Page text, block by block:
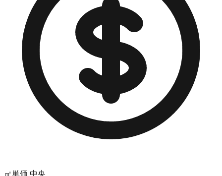
㎡単価 中央